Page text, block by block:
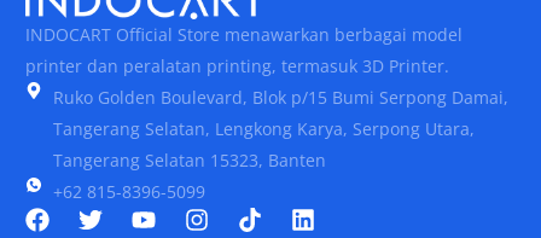
INDOCART Official Store menawarkan berbagai model
printer dan peralatan printing, termasuk 3D Printer.
Ruko Golden Boulevard, Blok p/15 Bumi Serpong Damai,
Tangerang Selatan, Lengkong Karya, Serpong Utara,
Tangerang Selatan 15323, Banten
+62 815-8396-5099